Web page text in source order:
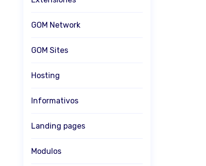
GOM Network
GOM Sites
Hosting
Informativos
Landing pages
Modulos